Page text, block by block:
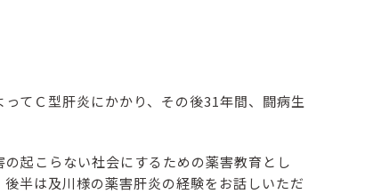
てＣ型肝炎にかかり、その後31年間、闘病生
起こらない社会にするための薬害教育とし
半は及川様の薬害肝炎の経験をお話しいただ